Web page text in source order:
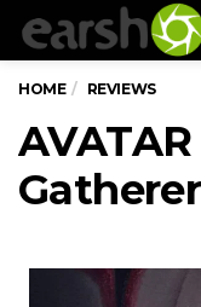
HOME REVIEWS
Gatherer